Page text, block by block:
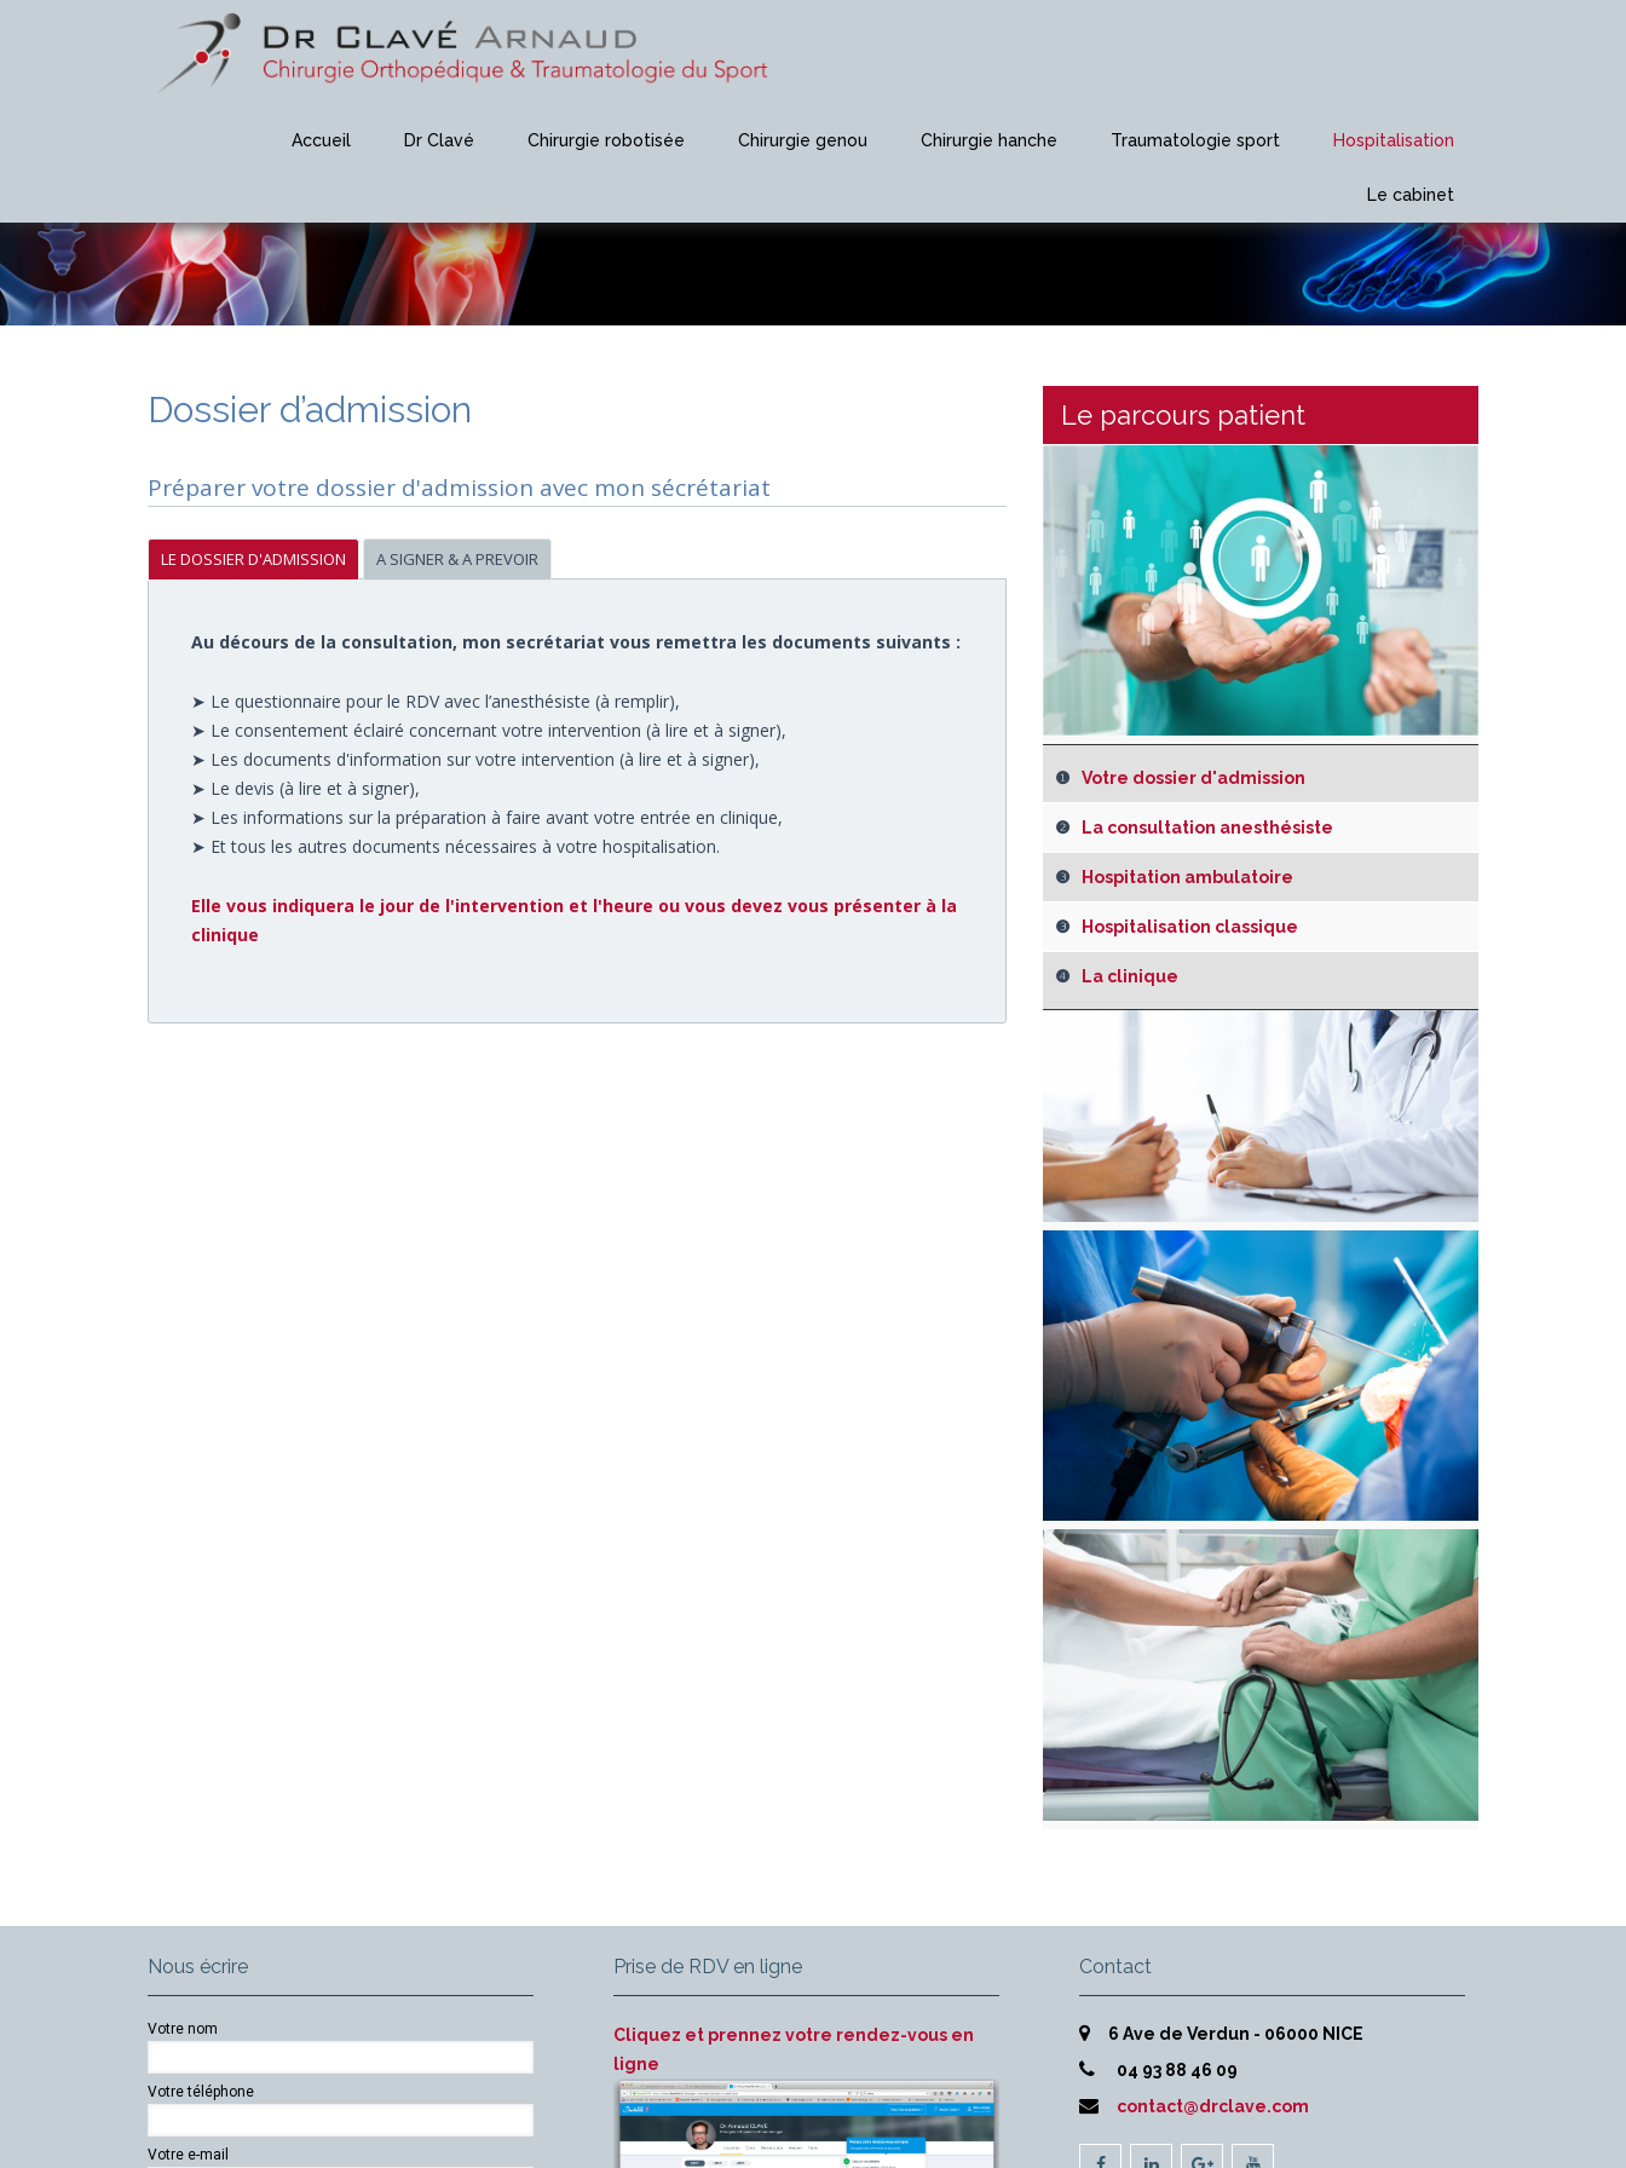
Accueil Dr Clavé Chirurgie robotisée Chirurgie genou Chirurgie hanche Traumatologie sport Hospitalisation
Le cabinet
Dossier d’admission
Préparer votre dossier d'admission avec mon sécrétariat
LE DOSSIER D'ADMISSION A SIGNER & A PREVOIR
Au décours de la consultation, mon secrétariat vous remettra les documents suivants :
➤ Le questionnaire pour le RDV avec l’anesthésiste (à remplir),
➤ Le consentement éclairé concernant votre intervention (à lire et à signer),
➤ Les documents d'information sur votre intervention (à lire et à signer),
➤ Le devis (à lire et à signer),
➤ Les informations sur la préparation à faire avant votre entrée en clinique,
➤ Et tous les autres documents nécessaires à votre hospitalisation.
Elle vous indiquera le jour de l'intervention et l'heure ou vous devez vous présenter à la
clinique
Le parcours patient
❶ Votre dossier d'admission
❷ La consultation anesthésiste
❸ Hospitation ambulatoire
❸ Hospitalisation classique
❹ La clinique
Nous écrire
Votre nom
Votre téléphone
Votre e-mail
Prise de RDV en ligne
Cliquez et prennez votre rendez-vous en
ligne
Contact
6 Ave de Verdun - 06000 NICE
04 93 88 46 09
contact@drclave.com